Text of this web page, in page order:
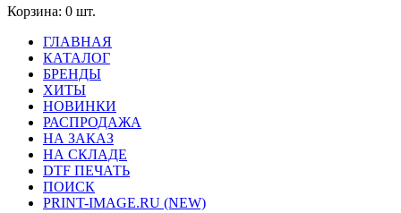
Корзина: 0 шт.
ГЛАВНАЯ
КАТАЛОГ
БРЕНДЫ
ХИТЫ
НОВИНКИ
РАСПРОДАЖА
НА ЗАКАЗ
НА СКЛАДЕ
DTF ПЕЧАТЬ
ПОИСК
PRINT-IMAGE.RU (NEW)